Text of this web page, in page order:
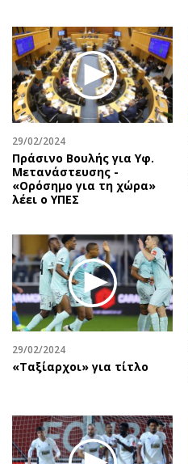
Οικονομία
Real Estate
Επιχειρήσεις
Αγορές
Money Review
AstroBank Properties
Trends
Ενέργεια
Περιβάλλον
Ελλάδα
Κόσμος
Παράξενα
Πολιτισμός
Σινεμά
Εικαστικά
Βιβλίο
29/02/2024
Πράσινο Βουλής για Υφ.
Μετανάστευσης -
«Ορόσημο για τη χώρα»
λέει ο ΥΠΕΣ
29/02/2024
«Ταξίαρχοι» για τίτλο